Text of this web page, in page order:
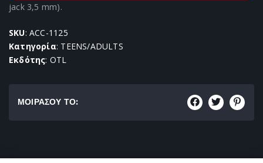
jack 3,5 mm).
SKU: ACC-1125
Κατηγορία: TEENS/ADULTS
Εκδότης: OTL
ΜΟΙΡΑΣΟΥ ΤΟ: